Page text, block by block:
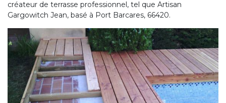
créateur de terrasse professionnel, tel que Artisan
Gargowitch Jean, basé à Port Barcares, 66420.